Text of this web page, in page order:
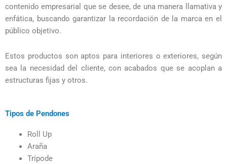
contenido empresarial que se desee, de una manera llamativa y
enfática, buscando garantizar la recordación de la marca en el
público objetivo.
Estos productos son aptos para interiores o exteriores, según
sea la necesidad del cliente, con acabados que se acoplan a
estructuras fijas y otros.
Tipos de Pendones
Roll Up
Araña
Trípode